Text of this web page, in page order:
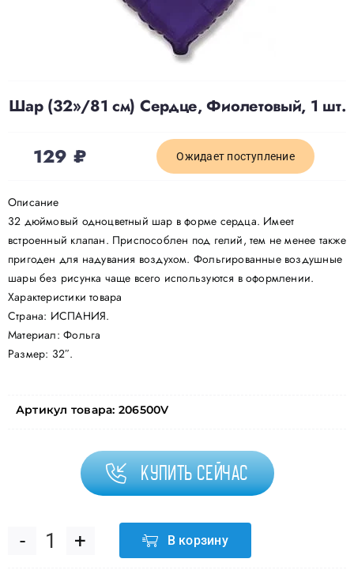
Политика конфиденциальности
Шар (32»/81 см) Сердце, Фиолетовый, 1 шт.
129₽ Ожидает поступление
Описание
32 дюймовый одноцветный шар в форме сердца. Имеет
встроенный клапан. Приспособлен под гелий, тем не менее также
пригоден для надувания воздухом. Фольгированные воздушные
шары без рисунка чаще всего используются в оформлении.
Характеристики товара
Страна: ИСПАНИЯ.
Материал: Фольга
Размер: 32″.
Артикул товара: 206500V
Купить сейчас
Количество
В корзину